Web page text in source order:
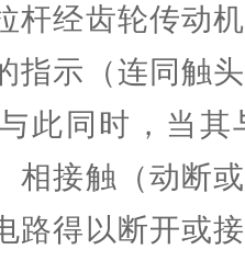
杆经齿轮传动
指示（连同触
此同时，当
相接触（动断
路得以断开或